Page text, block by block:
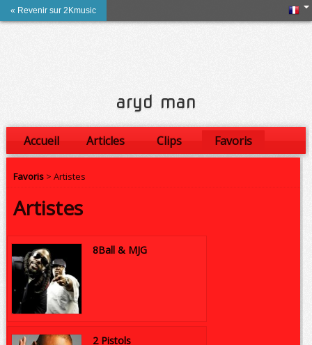
« Revenir sur 2Kmusic
aryd man
Accueil Articles Clips
Favoris
Amis
Favoris > Artistes
Artistes
8Ball & MJG
2 Pistols